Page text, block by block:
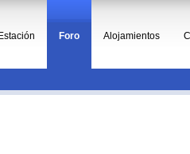
Foro Alojamientos